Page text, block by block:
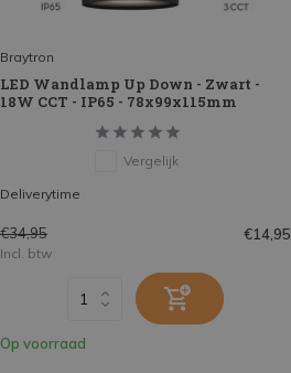
Braytron
LED Wandlamp Up Down - Zwart -
18W CCT - IP65 - 78x99x115mm
Vergelijk
Deliverytime
€34,95 €14,95
Incl. btw
Op voorraad